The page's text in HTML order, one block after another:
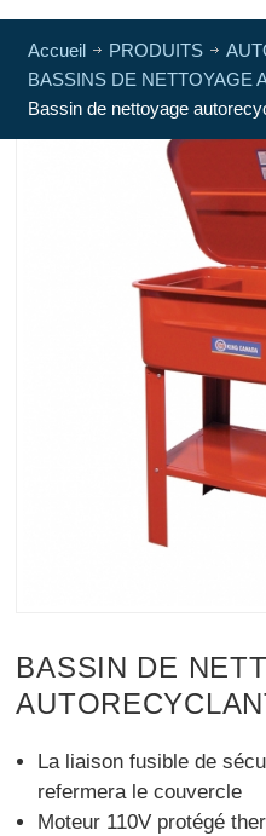
Accueil PRODUITS
BASSINS DE NETTOYAGE
Bassin de nettoyage
BASSIN DE
La liaison fusible de
refermera le couvercle
Moteur 110V protégé